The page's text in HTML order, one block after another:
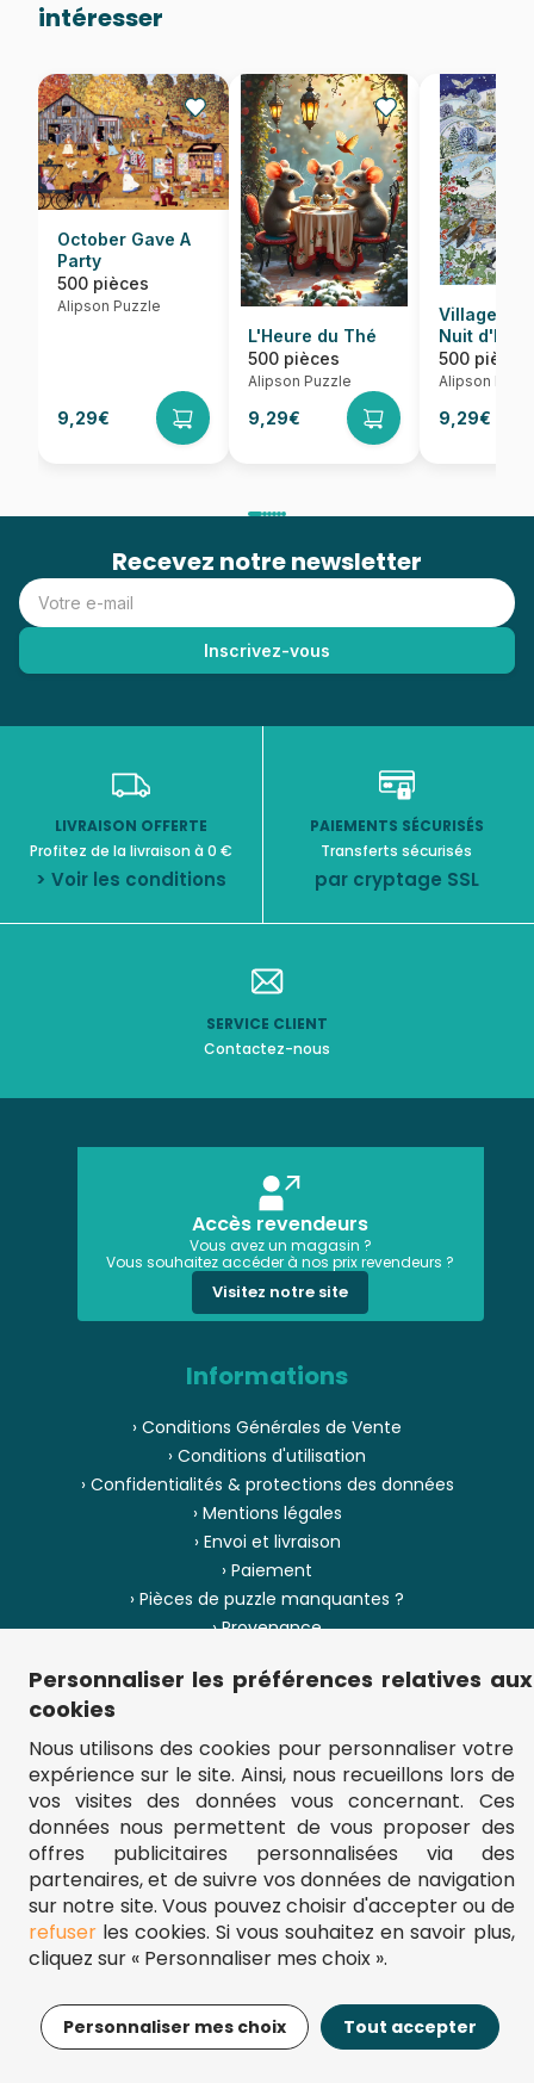
intéresser
October Gave A
Party
500 pièces
Alipson Puzzle
9,29€
L'Heure du Thé
500 pièces
Alipson Puzzle
9,29€
Village par
Nuit
500 pièces
Alipson
9,29€
9,29€ Ajouter au panier
Recevez notre newsletter
LIVRAISON OFFERTE
Profitez de la livraison à 0 €
> Voir les conditions
PAIEMENTS SÉCURISÉS
Transferts sécurisés
par cryptage SSL
SERVICE CLIENT
Contactez-nous
Accès revendeurs
Vous avez un magasin ?
Vous souhaitez accéder à nos prix revendeurs ?
Visitez notre site
Informations
› Conditions Générales de Vente
› Conditions d'utilisation
› Confidentialités & protections des données
› Mentions légales
› Envoi et livraison
› Paiement
› Pièces de puzzle manquantes ?
› Provenance
› Plan du site
** Frais d'envoi = 6,95 € (France) / gratuit à partir de 45 €.
fou-de-puzzle.com : le site référence pour acheter des puzzles de
qualité à bon prix.
© Fou-de-puzzle.com 2011 - 2026
Personnaliser les préférences relatives aux
cookies
Nous utilisons des cookies pour personnaliser votre
expérience sur le site. Ainsi, nous recueillons lors de
vos visites des données vous concernant. Ces
données nous permettent de vous proposer des
offres publicitaires personnalisées via des
partenaires, et de suivre vos données de navigation
sur notre site. Vous pouvez choisir d'accepter ou de
refuserles cookies. Si vous souhaitez en savoir plus,
cliquez sur « Personnaliser mes choix ».
Personnaliser mes choix Tout accepter